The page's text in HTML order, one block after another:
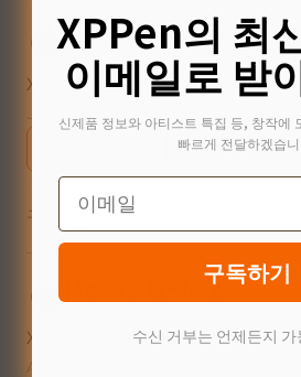
Mac 10.13 or newer
XPPenMac_4.0.18_260723
구 버전
Mac 10.12~14.2
XPPenMac_3.4.15_240313
Apr 15,2024 PM 17:24
XPPen의 최
이메일로 받
신제품 정보와 아티스트 특집 등, 창작에
빠르게 전달하겠습
Email
구독하기
수신 거부는 언제든지